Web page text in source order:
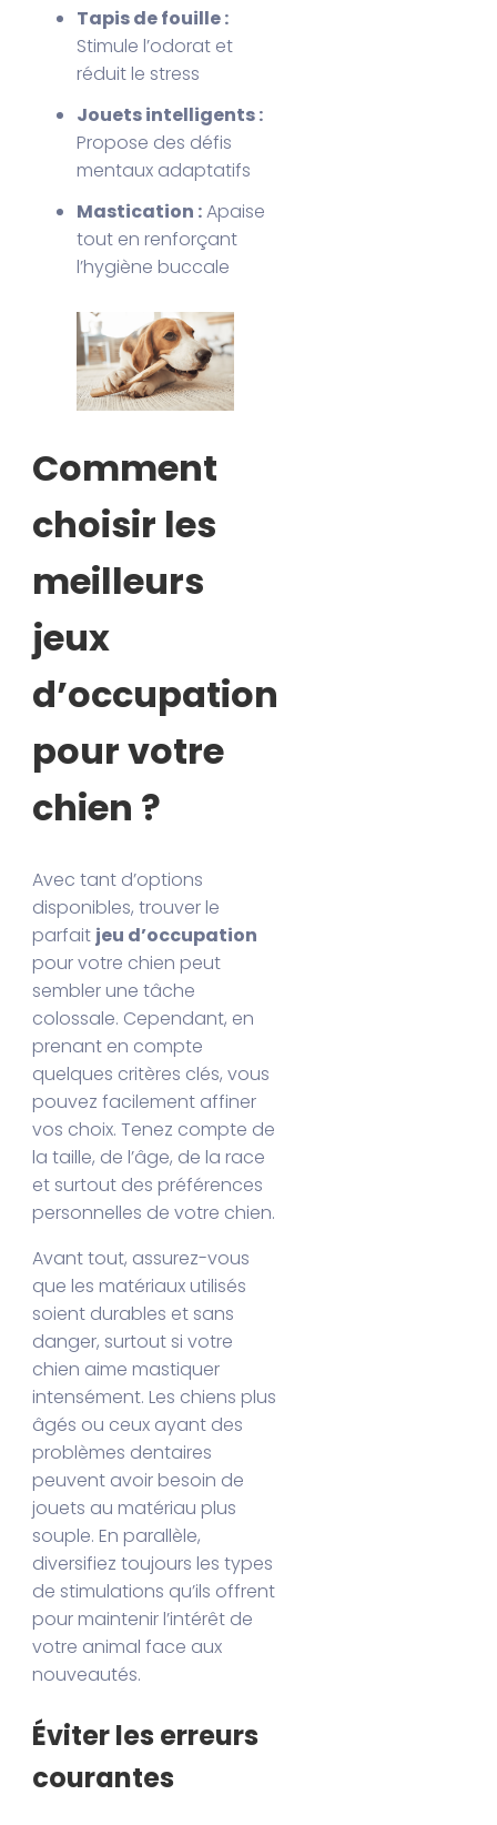
Tapis de fouille :
Stimule l’odorat et
réduit le stress
Jouets intelligents :
Propose des défis
mentaux adaptatifs
Mastication :Apaise
tout en renforçant
l’hygiène buccale
Comment
choisir les
meilleurs
jeux
d’occupation
pour votre
chien ?
Avec tant d’options
disponibles, trouver le
parfait jeu d’occupation
pour votre chien peut
sembler une tâche
colossale. Cependant, en
prenant en compte
quelques critères clés, vous
pouvez facilement affiner
vos choix. Tenez compte de
la taille, de l’âge, de la race
et surtout des préférences
personnelles de votre chien.
Avant tout, assurez-vous
que les matériaux utilisés
soient durables et sans
danger, surtout si votre
chien aime mastiquer
intensément. Les chiens plus
âgés ou ceux ayant des
problèmes dentaires
peuvent avoir besoin de
jouets au matériau plus
souple. En parallèle,
diversifiez toujours les types
de stimulations qu’ils offrent
pour maintenir l’intérêt de
votre animal face aux
nouveautés.
Éviter les erreurs
courantes